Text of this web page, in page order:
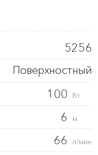
5256
Поверхностный
100 Вт
6 м
66 л/мин